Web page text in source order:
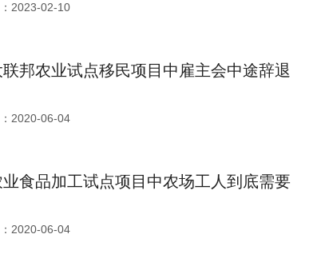
2023-02-10
邦农业试点移民项目中雇主会中途辞退
2020-06-04
食品加工试点项目中农场工人到底需要
2020-06-04